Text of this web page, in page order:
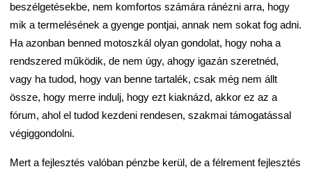
beszélgetésekbe, nem komfortos számára ránézni arra, hogy
mik a termelésének a gyenge pontjai, annak nem sokat fog adni.
Ha azonban benned motoszkál olyan gondolat, hogy noha a
rendszered működik, de nem úgy, ahogy igazán szeretnéd,
vagy ha tudod, hogy van benne tartalék, csak még nem állt
össze, hogy merre indulj, hogy ezt kiaknázd, akkor ez az a
fórum, ahol el tudod kezdeni rendesen, szakmai támogatással
végiggondolni.
Mert a fejlesztés valóban pénzbe kerül, de a félrement fejlesztés